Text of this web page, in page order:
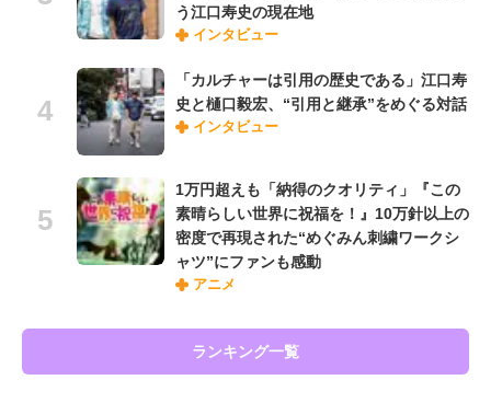
う江口寿史の現在地
インタビュー
「カルチャーは引用の歴史である」江口寿
史と樋口毅宏、“引用と継承”をめぐる対話
インタビュー
1万円超えも「納得のクオリティ」『この
素晴らしい世界に祝福を！』10万針以上の
密度で再現された“めぐみん刺繍ワークシ
ャツ”にファンも感動
アニメ
ランキング一覧